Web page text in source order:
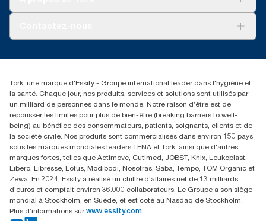
Réclamation pour distributeurs
02 766 05 30
Essity Belgium NV
Berkenlaan 8B
1831 MACHELEN
Tork, une marque d'Essity - Groupe international leader dans l'hygiène et
la santé. Chaque jour, nos produits, services et solutions sont utilisés par
un milliard de personnes dans le monde. Notre raison d’être est de
repousser les limites pour plus de bien-être (breaking barriers to well-
being) au bénéfice des consommateurs, patients, soignants, clients et de
la société civile. Nos produits sont commercialisés dans environ 150 pays
sous les marques mondiales leaders TENA et Tork, ainsi que d'autres
marques fortes, telles que Actimove, Cutimed, JOBST, Knix, Leukoplast,
Libero, Libresse, Lotus, Modibodi, Nosotras, Saba, Tempo, TOM Organic et
Zewa. En 2024, Essity a réalisé un chiffre d'affaires net de 13 milliards
d'euros et comptait environ 36.000 collaborateurs. Le Groupe a son siège
mondial à Stockholm, en Suède, et est coté au Nasdaq de Stockholm.
Plus d’informations sur www.essity.com